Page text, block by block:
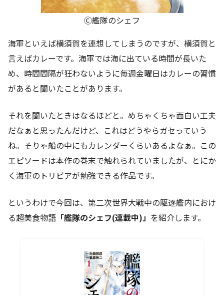
Ⓒ艦隊のシェフ
海軍といえば横須賀を連想してしまうのですが、横須賀と
言えばカレーです。海軍では海に出ている時間が長いた
め、時間間隔が狂わないように毎週金曜日はカレーの習慣
があると聞いたことがあります。
それを聞いたときはなるほどと。めちゃくちゃ面白い工夫
だなぁと思ったんだけど、これはどうやらガセっていう
ね。そりゃ船の中にもカレンダーくらいあるよなぁ。この
エピソードは本作の巻末で触れられていましたが、とにか
く海軍のトリビアが勉強できる作品です。
というわけで今回は、第二次世界大戦中の駆逐艦内におけ
る超美食物語 「艦隊のシェフ(連載中)」 を紹介します。